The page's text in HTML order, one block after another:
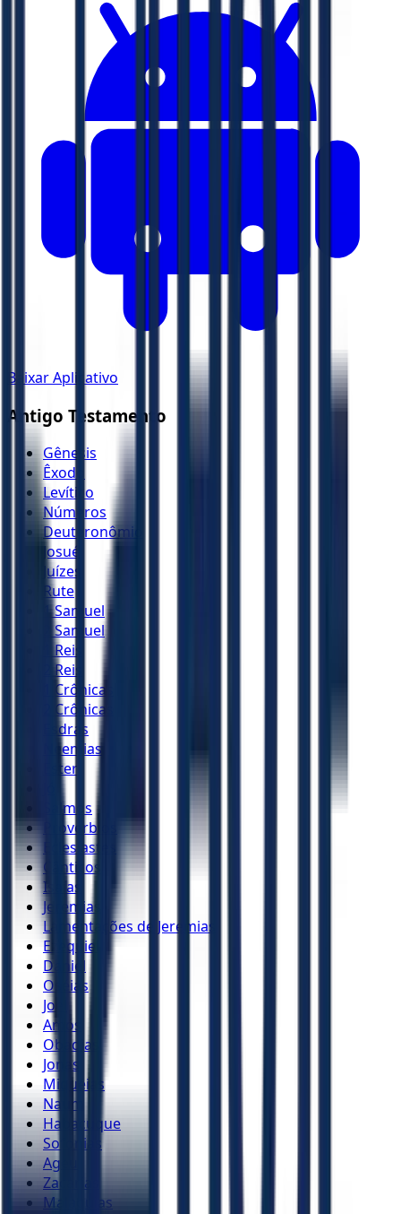
Baixar Aplicativo
Antigo Testamento
Gênesis
Êxodo
Levítico
Números
Deuteronômio
Josué
Juízes
Rute
1 Samuel
2 Samuel
1 Reis
2 Reis
1 Crônicas
2 Crônicas
Esdras
Neemias
Ester
Salmos
Provérbios
Eclesiastes
Cânticos
Isaías
Jeremias
Lamentações de Jeremias
Ezequiel
Daniel
Oséias
Joel
Amós
Obadias
Jonas
Miquéias
Naum
Habacuque
Sofonias
Ageu
Zacarias
Malaquias